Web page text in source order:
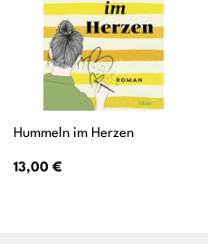
Hummeln im Herzen
13,00 €